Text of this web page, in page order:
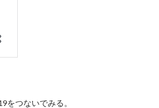
をつないでみる。